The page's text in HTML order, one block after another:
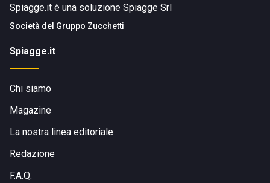
Spiagge.it è una soluzione Spiagge Srl
Società del Gruppo Zucchetti
Spiagge.it
Chi siamo
Magazine
La nostra linea editoriale
Redazione
F.A.Q.